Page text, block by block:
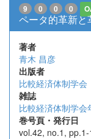
9 0 0 0
ペータ的革新と
著者
青木 昌彦
出版者
比較経済体制学会
雑誌
比較経済体制学会
巻号頁・発行日
vol.42, no.1,